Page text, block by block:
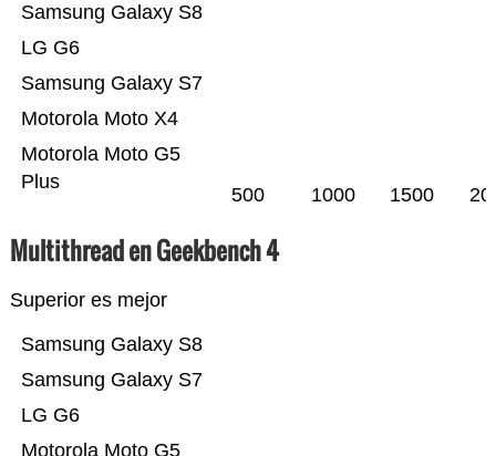
Motorola Moto G5
Plus
Motorola Moto X4
Samsung Galaxy S7
LG G6
Samsung Galaxy S8
500 1000 1500
Multithread en Geekbench 4
Superior es mejor
Motorola Moto G5
LG G6
Samsung Galaxy S7
Samsung Galaxy S8